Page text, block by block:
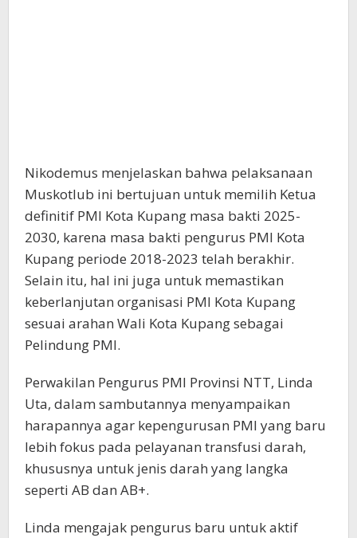
Nikodemus menjelaskan bahwa pelaksanaan
Muskotlub ini bertujuan untuk memilih Ketua
definitif PMI Kota Kupang masa bakti 2025-
2030, karena masa bakti pengurus PMI Kota
Kupang periode 2018-2023 telah berakhir.
Selain itu, hal ini juga untuk memastikan
keberlanjutan organisasi PMI Kota Kupang
sesuai arahan Wali Kota Kupang sebagai
Pelindung PMI.
Perwakilan Pengurus PMI Provinsi NTT, Linda
Uta, dalam sambutannya menyampaikan
harapannya agar kepengurusan PMI yang baru
lebih fokus pada pelayanan transfusi darah,
khususnya untuk jenis darah yang langka
seperti AB dan AB+.
Linda mengajak pengurus baru untuk aktif